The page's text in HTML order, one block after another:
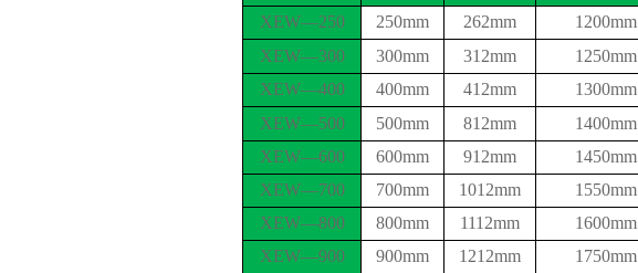
XEW—250 250mm 262mm 1200mm
XEW—300 300mm 312mm
1250mm
XEW—400 400mm 412mm
1300mm
XEW—500
500mm 812mm 1400mm
XEW—600
600mm 912mm 1450mm
XEW—700
700mm 1012mm 1550mm
XEW—800 800mm 1112mm 1600mm
XEW—900
900mm 1 212mm 1750mm